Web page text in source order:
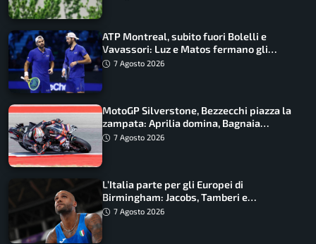
ATP Montreal, subito fuori Bolelli e
Vavassori: Luz e Matos fermano gli
azzurri
7 Agosto 2026
MotoGP Silverstone, Bezzecchi piazza la
zampata: Aprilia domina, Bagnaia
costretto al Q1
7 Agosto 2026
L’Italia parte per gli Europei di
Birmingham: Jacobs, Tamberi e
Battocletti guidano una spedizione
7 Agosto 2026